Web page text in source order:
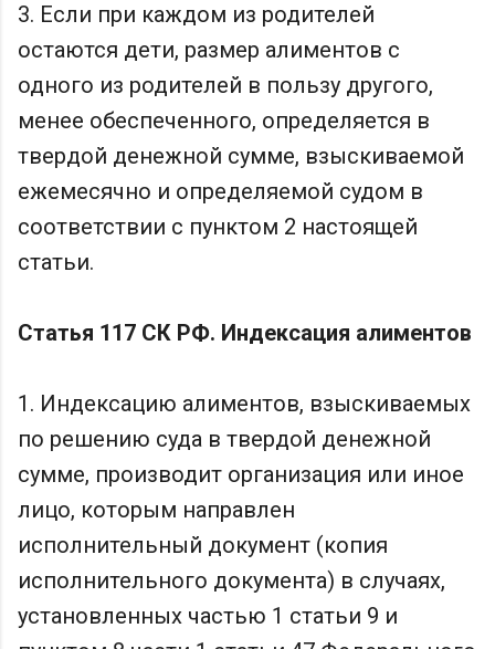
3. Если при каждом из родителей
остаются дети, размер алиментов с
одного из родителей в пользу другого,
менее обеспеченного, определяется в
твердой денежной сумме, взыскиваемой
ежемесячно и определяемой судом в
соответствии с пунктом 2 настоящей
статьи.
Статья 117 СК РФ. Индексация алиментов
1. Индексацию алиментов, взыскиваемых
по решению суда в твердой денежной
сумме, производит организация или иное
лицо, которым направлен
исполнительный документ (копия
исполнительного документа) в случаях,
установленных частью 1 статьи 9 и